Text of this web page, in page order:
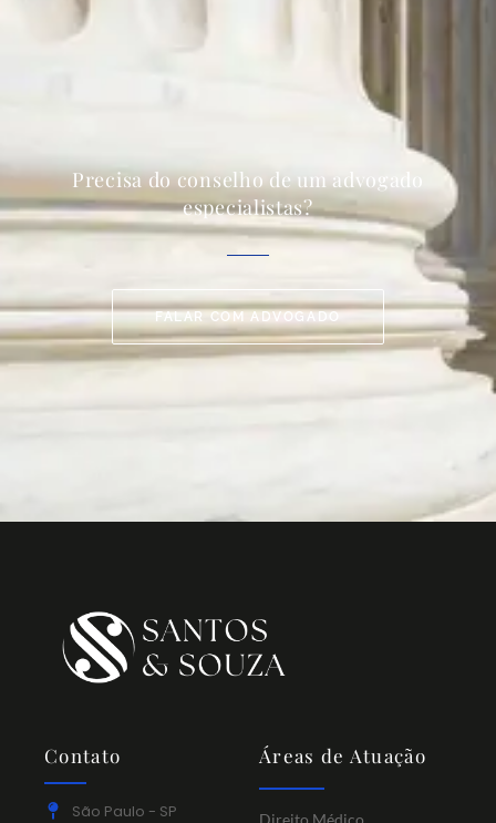
Precisa do conselho de um advogado
especialistas?
FALAR COM ADVOGADO
Contato
São Paulo - SP
Áreas de Atuação
Direito Médico